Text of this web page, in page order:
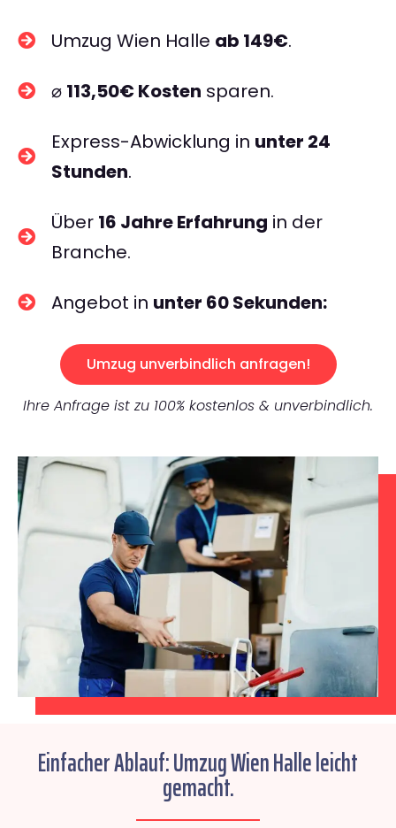
Umzug Wien Halle ab 149€.
⌀ 113,50€ Kosten sparen.
Express-Abwicklung in unter 24
Stunden.
Über 16 Jahre Erfahrung in der
Branche.
Angebot in unter 60 Sekunden:
Umzug unverbindlich anfragen!
Ihre Anfrage ist zu 100% kostenlos & unverbindlich.
Einfacher Ablauf: Umzug Wien Halle leicht
gemacht.